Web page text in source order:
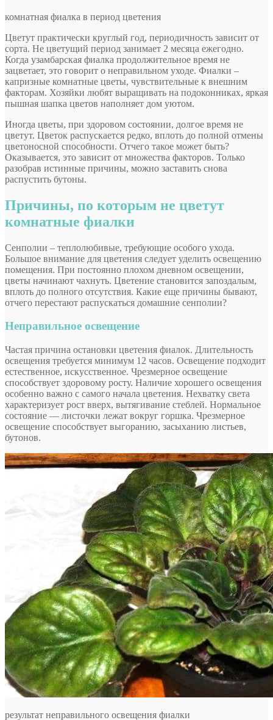
комнатная фиалка в период цветения
Цветут практически круглый год, периодичность зависит от
сорта. Не цветущий период занимает 2 месяца ежегодно.
Когда узамбарская фиалка продолжительное время не
зацветает, это говорит о неправильном уходе. Фиалки –
капризные комнатные цветы, чувствительные к внешним
факторам. Хозяйки любят выращивать на подоконниках, яркая
пышная шапка цветов наполняет дом уютом.
Иногда цветы, при здоровом состоянии, долгое время не
цветут. Цветок распускается редко, вплоть до полной отмены
цветоносной способности. Отчего такое может быть?
Оказывается, это зависит от множества факторов. Только
разобрав истинные причины, можно заставить снова
распустить бутоны.
Причины, по которым не цветут
комнатные фиалки
Сенполии – теплолюбивые, требующие особого ухода.
Большое внимание для цветения следует уделить освещению
помещения. При постоянно плохом дневном освещении,
цветы начинают чахнуть. Цветение становится запоздалым,
вплоть до полного отсутствия. Какие еще причины бывают,
отчего перестают распускаться домашние сенполии?
Неправильное освещение
Частая причина остановки цветения фиалок. Длительность
освещения требуется минимум 12 часов. Освещение подходит
естественное, искусственное. Чрезмерное освещение
способствует здоровому росту. Наличие хорошего освещения
особенно важно с самого начала цветения. Нехватку света
характеризует рост вверх, вытягивание стеблей. Нормальное
состояние — листочки лежат вокруг горшка. Чрезмерное
освещение способствует выгоранию, засыханию листьев,
бутонов.
результат неправильного освещения фиалки